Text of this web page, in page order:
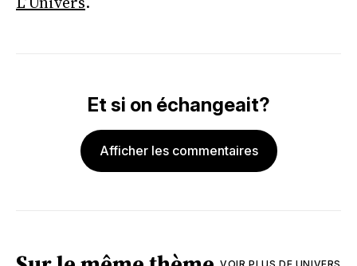
Et si on échangeait?
Afficher les commentaires